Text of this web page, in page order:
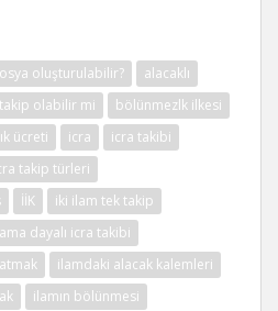
oluşturulabilir?
alacaklı
olabilir mi
bölünmezlk ilkesi
ücreti icra
icra takibi
takip türleri
İİK
iki ilam tek takip
dayalı icra takibi
ilamdaki alacak kalemleri
ilamın bölünmesi